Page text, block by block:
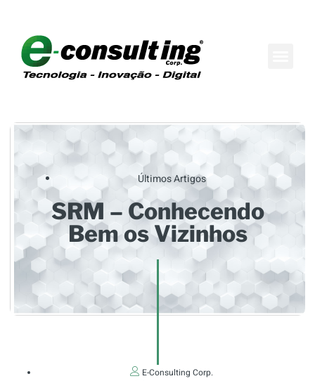
Últimos Artigos
SRM – Conhecendo
Bem os Vizinhos
E-Consulting Corp.